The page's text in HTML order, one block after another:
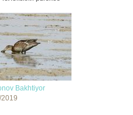
Bakhtiyor